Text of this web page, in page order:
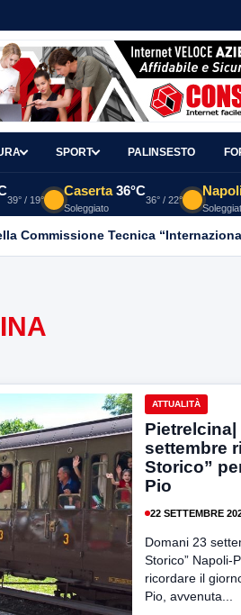
SPORT PALINSESTO
39° / 19°
Caserta 36°C
Soleggiato
36° / 22°
Commissione Tecnica
ATTUALITÀ
Pietrelcina|
settembre
Storico”
Pio
22 SETTEMBRE
Domani 23
Storico” Napoli-
ricordare il
Pio, avvenuta...